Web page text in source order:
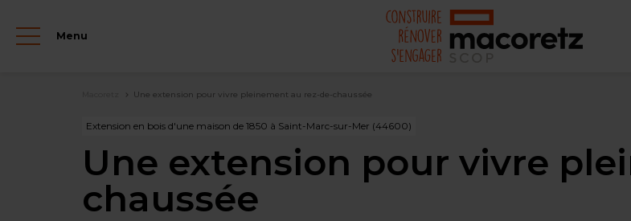
contenu
Menu
Une extension pour vivre pleinement au rez-de-chaussée
Extension en bois d'une maison de 1850 à Saint-Marc-sur-Mer (44600)
Une extension pour vivre
chaussée